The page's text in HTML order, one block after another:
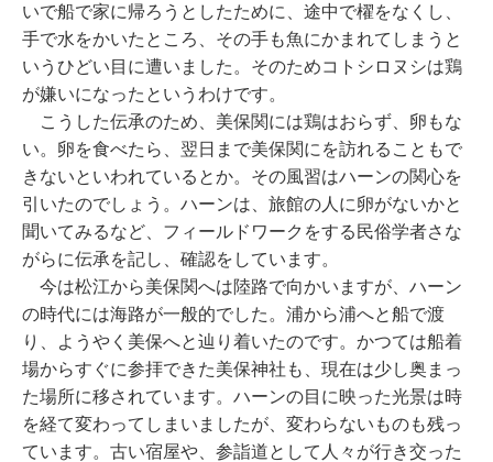
いで船で家に帰ろうとしたために、途中で櫂をなくし、
手で水をかいたところ、その手も魚にかまれてしまうと
いうひどい目に遭いました。そのためコトシロヌシは鶏
が嫌いになったというわけです。
こうした伝承のため、美保関には鶏はおらず、卵もな
い。卵を食べたら、翌日まで美保関にを訪れることもで
きないといわれているとか。その風習はハーンの関心を
引いたのでしょう。ハーンは、旅館の人に卵がないかと
聞いてみるなど、フィールドワークをする民俗学者さな
がらに伝承を記し、確認をしています。
今は松江から美保関へは陸路で向かいますが、ハーン
の時代には海路が一般的でした。浦から浦へと船で渡
り、ようやく美保へと辿り着いたのです。かつては船着
場からすぐに参拝できた美保神社も、現在は少し奥まっ
た場所に移されています。ハーンの目に映った光景は時
を経て変わってしまいましたが、変わらないものも残っ
ています。古い宿屋や、参詣道として人々が行き交った